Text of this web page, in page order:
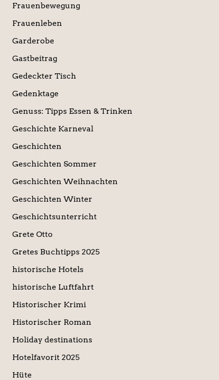
Frauenbewegung
Frauenleben
Garderobe
Gastbeitrag
Gedeckter Tisch
Gedenktage
Genuss: Tipps Essen & Trinken
Geschichte Karneval
Geschichten
Geschichten Sommer
Geschichten Weihnachten
Geschichten Winter
Geschichtsunterricht
Grete Otto
Gretes Buchtipps 2025
historische Hotels
historische Luftfahrt
Historischer Krimi
Historischer Roman
Holiday destinations
Hotelfavorit 2025
Hüte